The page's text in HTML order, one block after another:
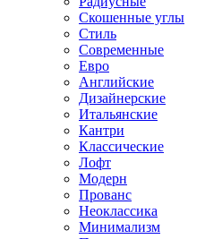
Скошенные углы
Стиль
Современные
Евро
Английские
Дизайнерские
Итальянские
Кантри
Классические
Лофт
Модерн
Прованс
Неоклассика
Минимализм